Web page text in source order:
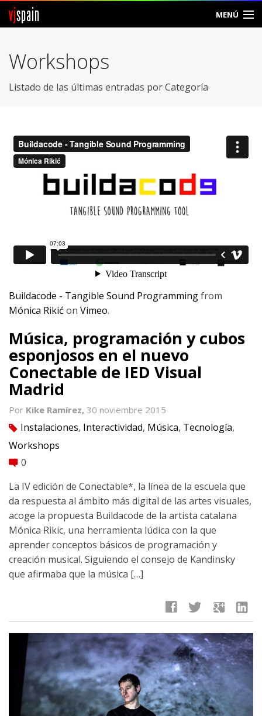
vjspain MENÚ
Foros
Ayuda
Contacto
Workshops
Listado de las últimas entradas por Categoría
Buildacode - Tangible Sound Programmingfrom
Mónica Rikić on Vimeo.
Música, programación y cubos
esponjosos en el nuevo
Conectable de IED Visual
Madrid
Por Kike Ramírez, 30 noviembre 2015
tag Instalaciones, Interactividad, Música, Tecnología,
Workshops
comment 0
La IV edición de Conectable*, la línea de la escuela que
da respuesta al ámbito más digital de las artes visuales,
acoge la propuesta Buildacode de la artista catalana
Mónica Rikic, una herramienta lúdica con la que
aprender conceptos básicos de programación y
creación musical. Siguiendo el consejo de Kandinsky
que afirmaba que la música […]
facebook twitter google linkedin